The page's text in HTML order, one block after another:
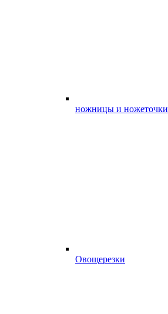
ножницы и ножеточки
Овощерезки